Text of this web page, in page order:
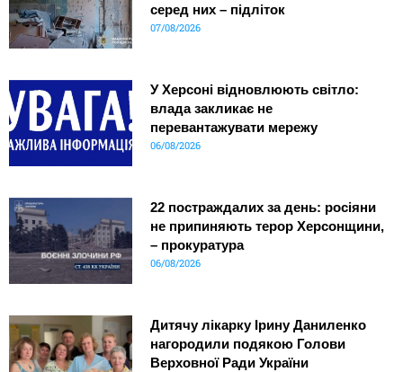
серед них – підліток
07/08/2026
У Херсоні відновлюють світло:
влада закликає не
перевантажувати мережу
06/08/2026
22 постраждалих за день: росіяни
не припиняють терор Херсонщини,
– прокуратура
06/08/2026
Дитячу лікарку Ірину Даниленко
нагородили подякою Голови
Верховної Ради України